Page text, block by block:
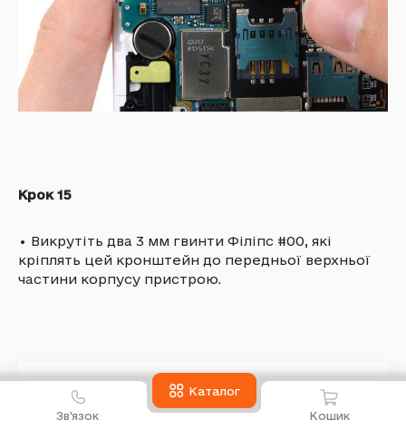
Крок 15
• Викрутіть два 3 мм гвинти Філіпс #00, які
кріплять цей кронштейн до передньої верхньої
частини корпусу пристрою.
Зв'язок
Каталог
Кошик